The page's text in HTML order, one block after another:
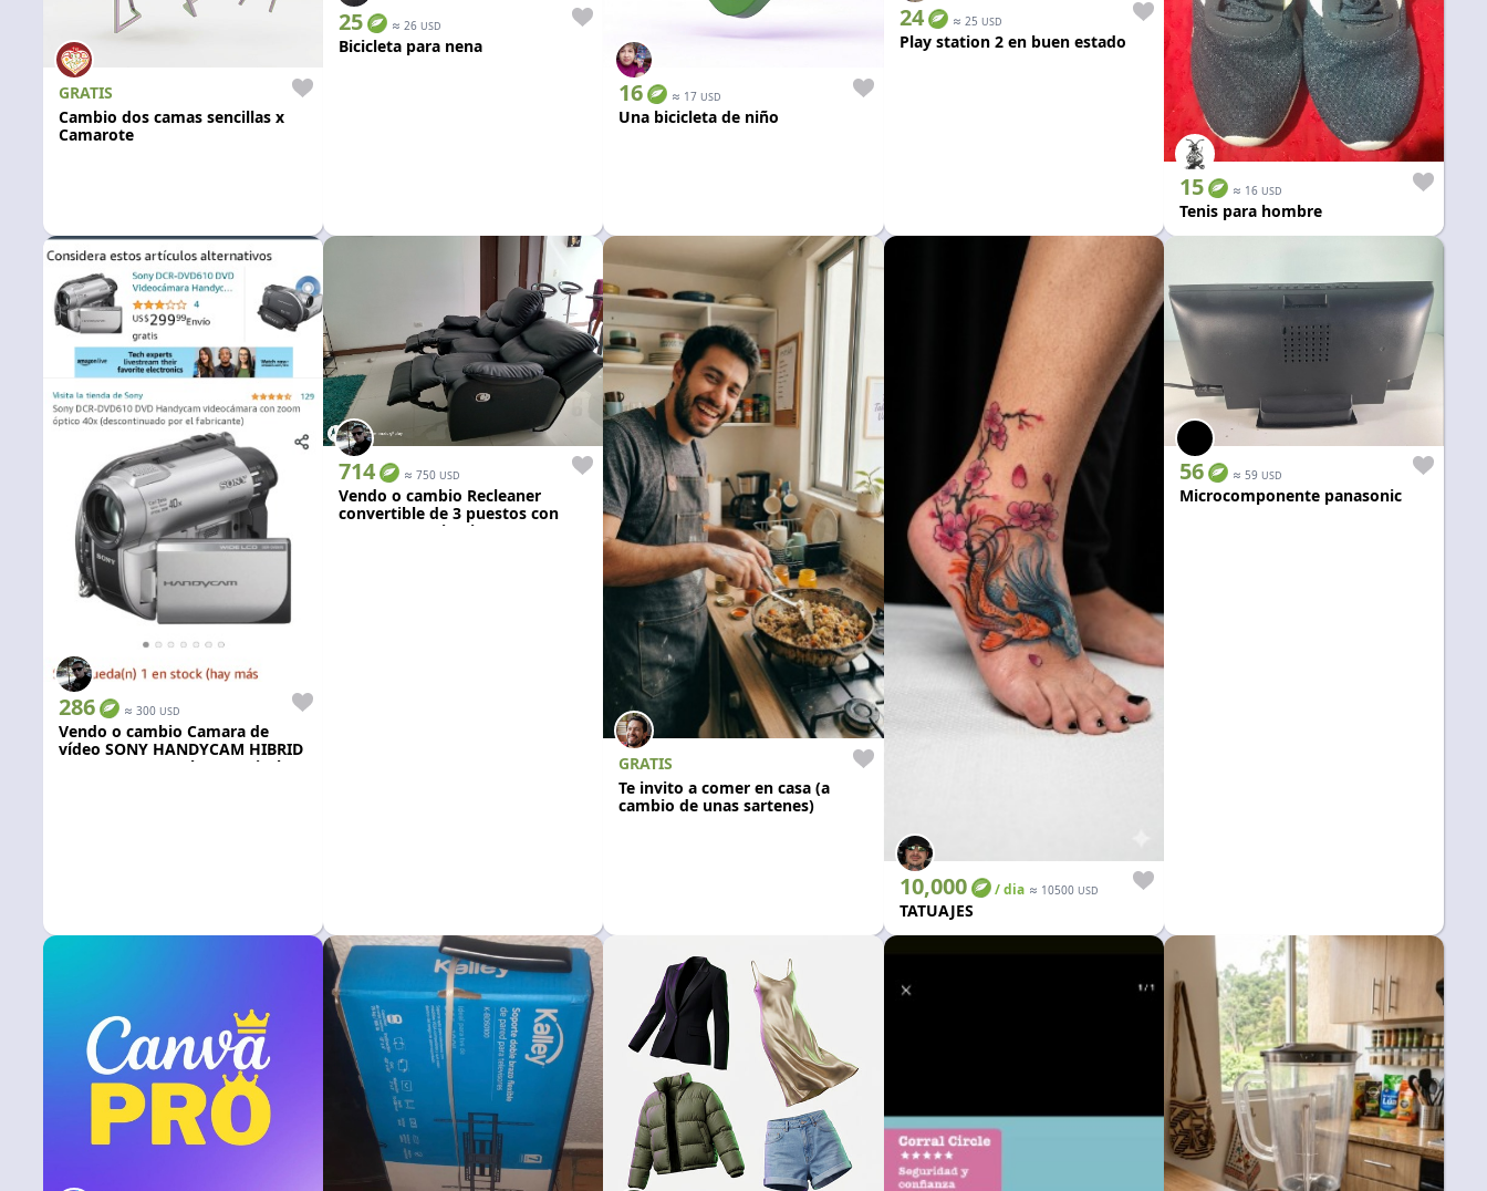
GRATIS
Cambio dos camas sencillas x
Camarote
25 ≈26 USD
Bicicleta para nena
16 ≈ 17 USD
Una bicicleta de niño
24 ≈ 25 USD
Play station 2 en buen estado
15 ≈ 16 USD
Tenis para hombre
286 ≈ 300 USD
Vendo o cambio Camara de
vídeo SONY HANDYCAM HIBRID
DCR-DVD610 con lenteoptical
714 ≈750 USD
Vendo o cambio Recleaner
convertible de 3 puestos con
portavasos. Tipo jet.
GRATIS
Te invito a comer en casa (a
cambio de unas sartenes)
10,000 / dia ≈ 10500 USD
TATUAJES
56 ≈ 59 USD
Microcomponente panasonic